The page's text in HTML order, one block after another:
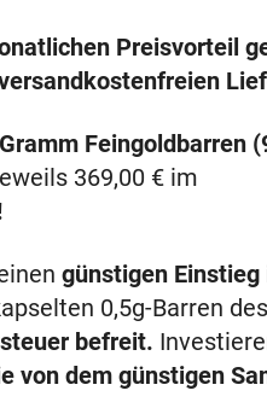
Preisvorteil
Feingoldbarren
369,00 € im
günstigen Einstieg
0,5g-Barren
befreit.
von dem günstigen